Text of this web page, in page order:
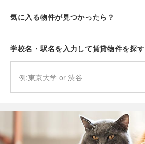
気に入る物件が見つかったら？
学校名・駅名を入力して賃貸物件を探す